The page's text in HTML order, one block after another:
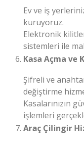
Ev ve iş
kuruyoruz.
Elektronik
sistemleri ile
Kasa Açma ve
Şifreli ve
değiştirme
Kasalarınızın
işlemleri
Araç Çilingir